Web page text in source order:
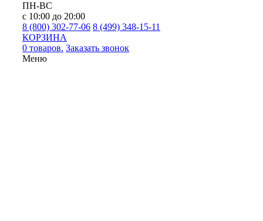
ПН-ВС
с 10:00 до 20:00
8 (800) 302-77-06 8 (499) 348-15-11
КОРЗИНА
0 товаров. Заказать звонок
Меню